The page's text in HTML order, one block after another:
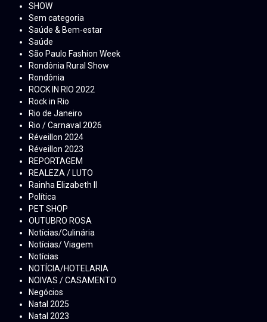
SHOW
Sem categoria
Saúde & Bem-estar
Saúde
São Paulo Fashion Week
Rondônia Rural Show
Rondônia
ROCK IN RIO 2022
Rock in Rio
Rio de Janeiro
Rio / Carnaval 2026
Réveillon 2024
Réveillon 2023
REPORTAGEM
REALEZA / LUTO
Rainha Elizabeth ll
Política
PET SHOP
OUTUBRO ROSA
Notícias/Culinária
Notícias/ Viagem
Notícias
NOTÍCIA/HOTELARIA
NOIVAS / CASAMENTO
Negócios
Natal 2025
Natal 2023